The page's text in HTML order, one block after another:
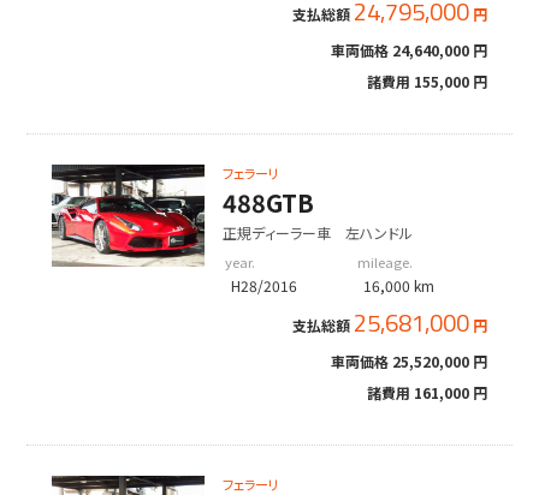
支払総額 24,795,000 円
車両価格 24,640,000 円
諸費用 155,000 円
フェラーリ
488GTB
正規ディーラー車 左ハンドル
year.
H28/2016
mileage.
16,000 km
支払総額 25,681,000 円
車両価格 25,520,000 円
諸費用 161,000 円
フェラーリ